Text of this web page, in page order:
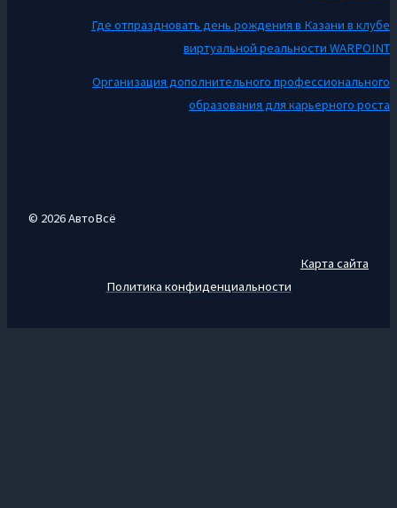
Где отпраздновать день рождения в Казани в клубе
виртуальной реальности WARPOINT
Организация дополнительного профессионального
образования для карьерного роста
© 2026 АвтоВсё
Карта сайта
Политика конфиденциальности